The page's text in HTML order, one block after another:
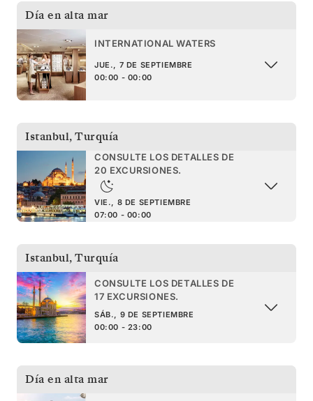
Día en alta mar
INTERNATIONAL WATERS
JUE., 7 DE SEPTIEMBRE
00:00 - 00:00
Istanbul,Turquía
CONSULTE LOS DETALLES DE
20 EXCURSIONES.
VIE., 8 DE SEPTIEMBRE
07:00 - 00:00
Istanbul,Turquía
CONSULTE LOS DETALLES DE
17 EXCURSIONES.
SÁB., 9 DE SEPTIEMBRE
00:00 - 23:00
Día en alta mar